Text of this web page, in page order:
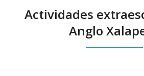
Actividades
Anglo